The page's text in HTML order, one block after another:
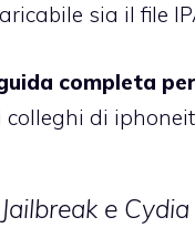
sia il file
completa
di
e